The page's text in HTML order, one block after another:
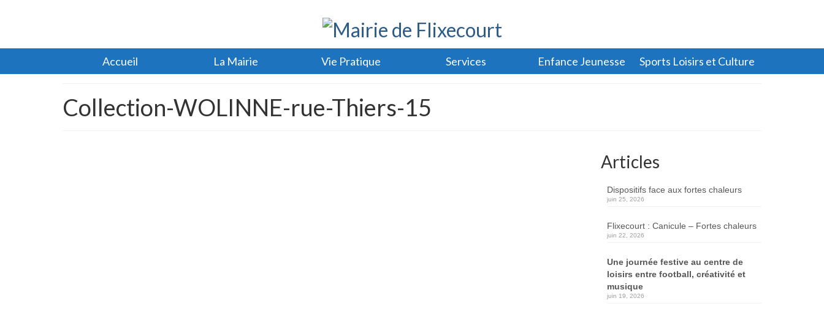
Accueil La Mairie Vie Pratique Services Enfance Jeunesse Sports Loisirs et Culture
Collection-WOLINNE-rue-Thiers-15
Articles
Dispositifs face aux fortes chaleurs
juin 25, 2026
Flixecourt : Canicule – Fortes chaleurs
juin 22, 2026
Une journée festive au centre de
loisirs entre football, créativité et
musique
juin 19, 2026